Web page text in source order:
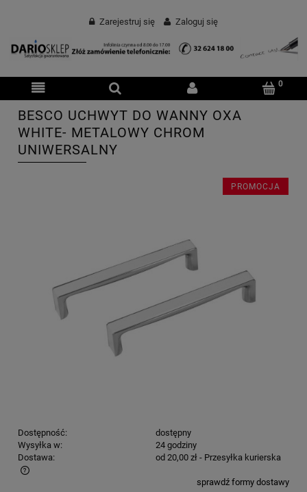
Zarejestruj się Zaloguj się
BESCO UCHWYT DO WANNY OXA
WHITE- METALOWY CHROM
UNIWERSALNY
PROMOCJA
Dostępność:
dostępny
Wysyłka w:
24 godziny
Dostawa:
od 20,00 zł - Przesyłka kurierska
Cena nie zawiera ewentualnych kosztów płatnościsprawdź formy dostawy